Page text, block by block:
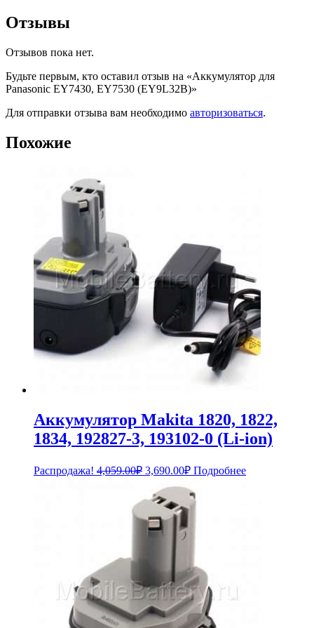
Отзывы
Отзывов пока нет.
Будьте первым, кто оставил отзыв на «Аккумулятор для
Panasonic EY7430, EY7530 (EY9L32B)»
Для отправки отзыва вам необходимо авторизоваться.
Похожие
Аккумулятор Makita 1820, 1822,
1834, 192827-3, 193102-0 (Li-ion)
Распродажа! 4,059.00₽ Первоначальная
составляла
4,059.00₽.
3,690.00₽Текущая
цена:
3,690.00₽.
Подробнее